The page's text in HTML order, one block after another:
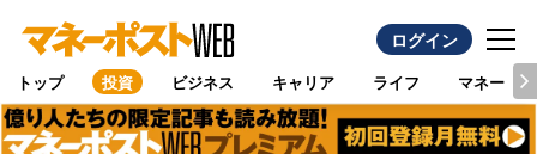
ログイン
トップ 投資 ビジネス キャリア ライフ マネー